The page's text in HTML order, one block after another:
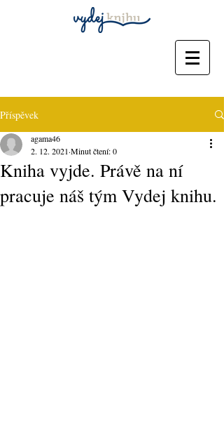
Příspěvek
Kniha vyjde. Právě na ní
pracuje náš tým Vydej knihu.
agama46
2. 12. 2021 Minut čtení: 0